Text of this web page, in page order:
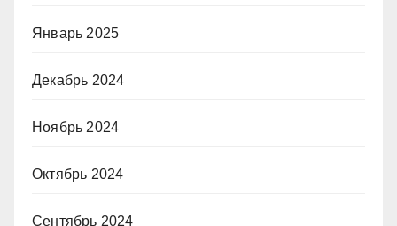
Январь 2025
Декабрь 2024
Ноябрь 2024
Октябрь 2024
Сентябрь 2024